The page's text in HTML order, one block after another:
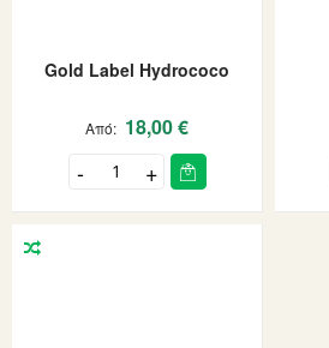
Gold Label Hydrococo
Από 18,00 €